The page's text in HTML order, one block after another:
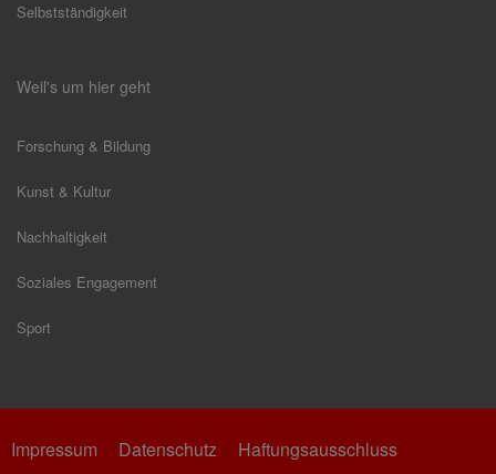
Selbstständigkeit
Weil's um hier geht
Forschung & Bildung
Kunst & Kultur
Nachhaltigkeit
Soziales Engagement
Sport
Impressum Datenschutz Haftungsausschluss